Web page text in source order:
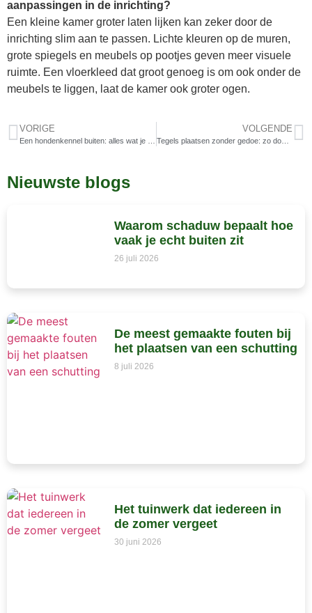
aanpassingen in de inrichting?
Een kleine kamer groter laten lijken kan zeker door de
inrichting slim aan te passen. Lichte kleuren op de muren,
grote spiegels en meubels op pootjes geven meer visuele
ruimte. Een vloerkleed dat groot genoeg is om ook onder de
meubels te liggen, laat de kamer ook groter ogen.
VORIGE VOLGENDE
Tegels plaatsen zonder gedoe: zo doe je het stap voor stap
Nieuwste blogs
Waarom schaduw bepaalt hoe
vaak je echt buiten zit
26 juli 2026
De meest gemaakte fouten bij
het plaatsen van een schutting
8 juli 2026
Het tuinwerk dat iedereen in
de zomer vergeet
30 juni 2026